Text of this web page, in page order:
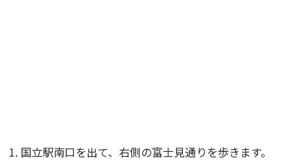
国立駅南口を出て、右側の富士見通りを歩きます。